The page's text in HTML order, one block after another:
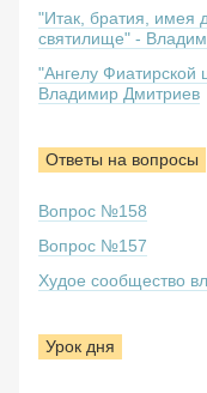
"Итак, братия, имея
святилище" -
"Ангелу Фиатирской
Владимир Дмитриев
Ответы на вопросы
Вопрос №158
Вопрос №157
Худое сообщество
Урок дня